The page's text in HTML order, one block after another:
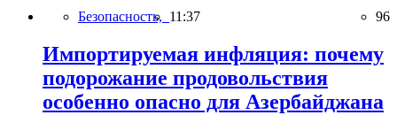
Безопасность, 11:37 96
Импортируемая инфляция: почему
подорожание продовольствия
особенно опасно для Азербайджана